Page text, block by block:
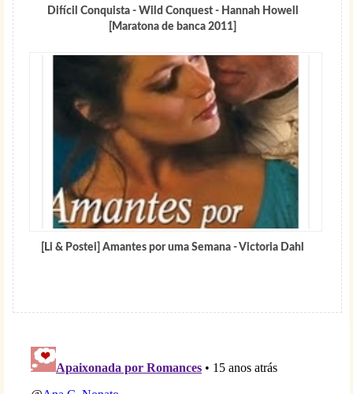
Difícil Conquista - Wild Conquest - Hannah Howell
[Maratona de banca 2011]
[Li & Postei] Amantes por uma Semana - Victoria Dahl